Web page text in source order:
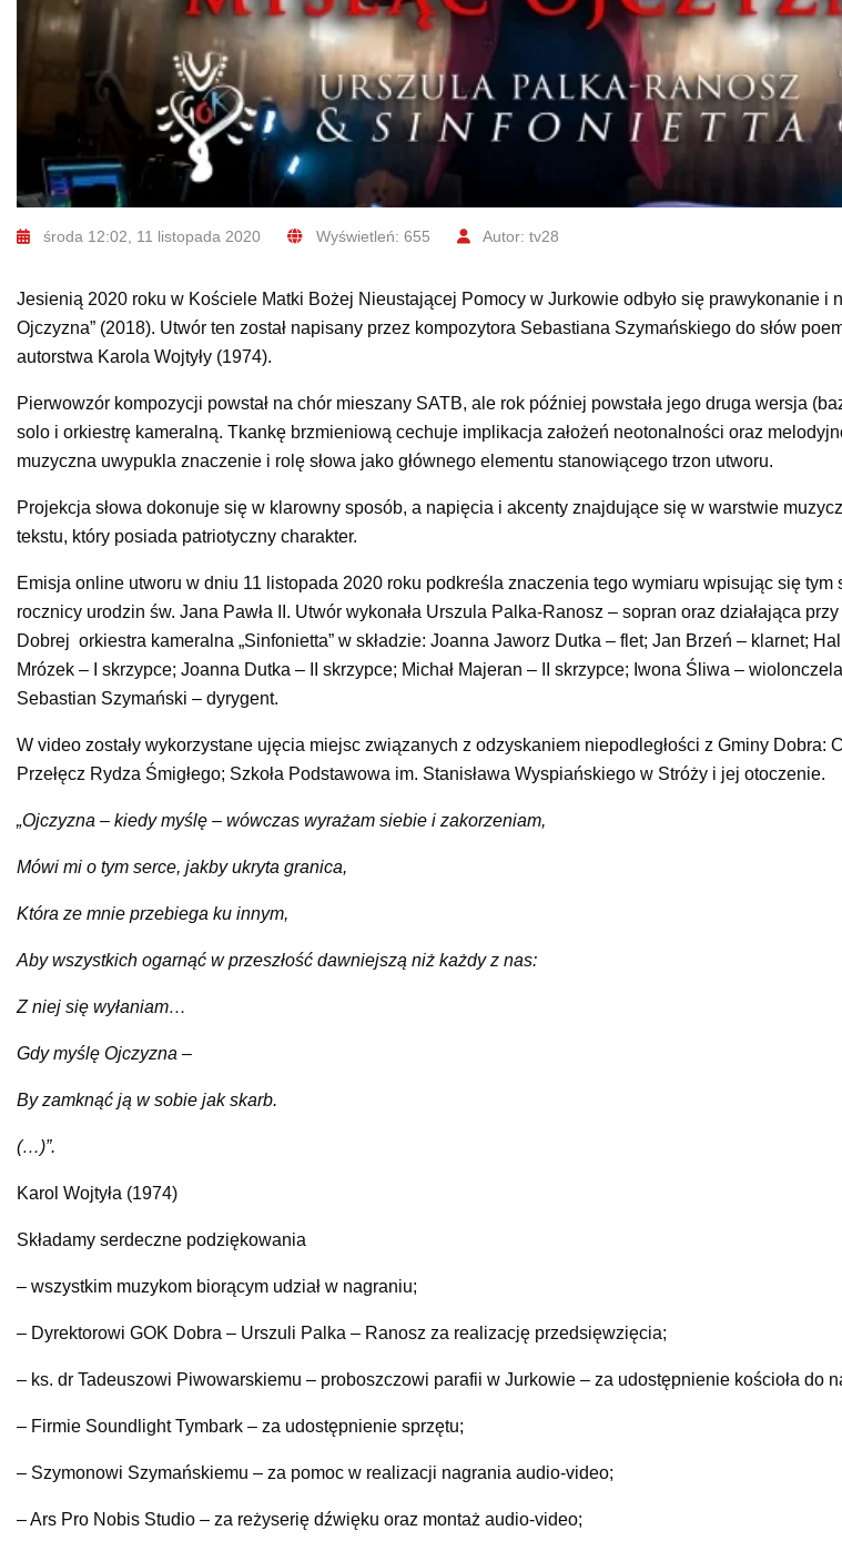
środa 12:02, 11 listopada 2020 Wyświetleń: 655 Autor: tv28
Jesienią 2020 roku w Kościele Matki Bożej Nieustającej Pomocy w Jurkowie odbyło się prawykonanie i
Ojczyzna” (2018). Utwór ten został napisany przez kompozytora Sebastiana Szymańskiego do słów
autorstwa Karola Wojtyły (1974).
Pierwowzór kompozycji powstał na chór mieszany SATB, ale rok później powstała jego druga wersja
solo i orkiestrę kameralną. Tkankę brzmieniową cechuje implikacja założeń neotonalności oraz
muzyczna uwypukla znaczenie i rolę słowa jako głównego elementu stanowiącego trzon utworu.
Projekcja słowa dokonuje się w klarowny sposób, a napięcia i akcenty znajdujące się w warstwie
tekstu, który posiada patriotyczny charakter.
Emisja online utworu w dniu 11 listopada 2020 roku podkreśla znaczenia tego wymiaru wpisując się tym
rocznicy urodzin św. Jana Pawła II. Utwór wykonała Urszula Palka-Ranosz – sopran oraz działająca
Dobrej orkiestra kameralna „Sinfonietta” w składzie: Joanna Jaworz Dutka – flet; Jan Brzeń – klarnet;
Mrózek – I skrzypce; Joanna Dutka – II skrzypce; Michał Majeran – II skrzypce; Iwona Śliwa –
Sebastian Szymański – dyrygent.
W video zostały wykorzystane ujęcia miejsc związanych z odzyskaniem niepodległości z Gminy Dobra:
Przełęcz Rydza Śmigłego; Szkoła Podstawowa im. Stanisława Wyspiańskiego w Stróży i jej otoczenie.
„Ojczyzna – kiedy myślę – wówczas wyrażam siebie i zakorzeniam,
Mówi mi o tym serce, jakby ukryta granica,
Która ze mnie przebiega ku innym,
Aby wszystkich ogarnąć w przeszłość dawniejszą niż każdy z nas:
Z niej się wyłaniam…
Gdy myślę Ojczyzna –
By zamknąć ją w sobie jak skarb.
(…)”.
Karol Wojtyła (1974)
Składamy serdeczne podziękowania
– wszystkim muzykom biorącym udział w nagraniu;
– Dyrektorowi GOK Dobra – Urszuli Palka – Ranosz za realizację przedsięwzięcia;
– ks. dr Tadeuszowi Piwowarskiemu – proboszczowi parafii w Jurkowie – za udostępnienie kościoła do
– Firmie Soundlight Tymbark – za udostępnienie sprzętu;
– Szymonowi Szymańskiemu – za pomoc w realizacji nagrania audio-video;
– Ars Pro Nobis Studio – za reżyserię dźwięku oraz montaż audio-video;